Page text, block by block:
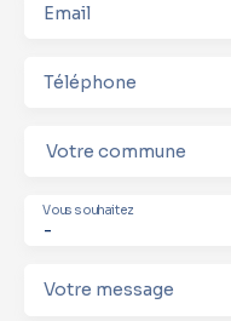
Email
Téléphone
Votre commune
-
Vous souhaitez
Votre message